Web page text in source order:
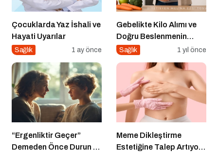
Çocuklarda Yaz İshali ve
Hayati Uyarılar
Sağlık 1 ay önce
Gebelikte Kilo Alımı ve
Doğru Beslenmenin
Önemi
Sağlık 1 yıl önce
“Ergenliktir Geçer”
Demeden Önce Durun ve
Meme Dikleştirme
Estetiğine Talep Artıyor: